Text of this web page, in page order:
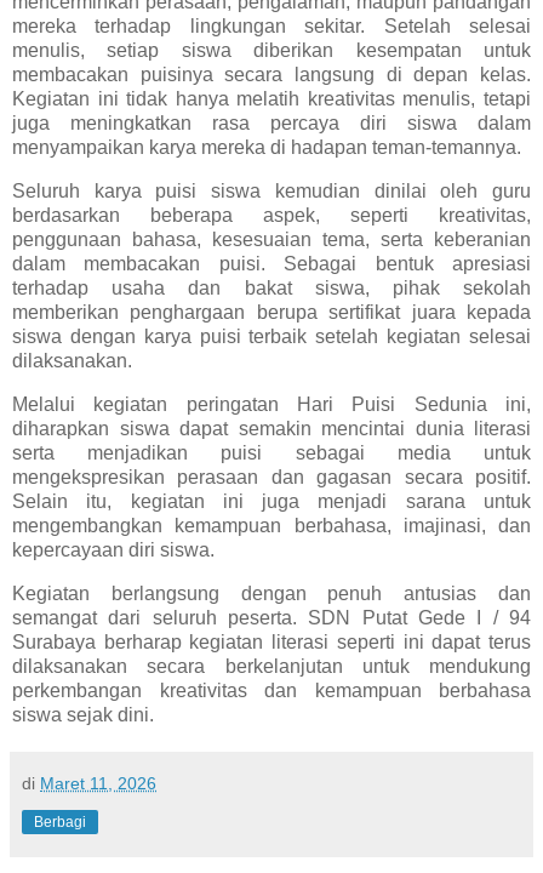
mereka terhadap lingkungan sekitar. Setelah selesai
menulis, setiap siswa diberikan kesempatan untuk
membacakan puisinya secara langsung di depan kelas.
Kegiatan ini tidak hanya melatih kreativitas menulis, tetapi
juga meningkatkan rasa percaya diri siswa dalam
menyampaikan karya mereka di hadapan teman-temannya.
Seluruh karya puisi siswa kemudian dinilai oleh guru
berdasarkan beberapa aspek, seperti kreativitas,
penggunaan bahasa, kesesuaian tema, serta keberanian
dalam membacakan puisi. Sebagai bentuk apresiasi
terhadap usaha dan bakat siswa, pihak sekolah
memberikan penghargaan berupa sertifikat juara kepada
siswa dengan karya puisi terbaik setelah kegiatan selesai
dilaksanakan.
Melalui kegiatan peringatan Hari Puisi Sedunia ini,
diharapkan siswa dapat semakin mencintai dunia literasi
serta menjadikan puisi sebagai media untuk
mengekspresikan perasaan dan gagasan secara positif.
Selain itu, kegiatan ini juga menjadi sarana untuk
mengembangkan kemampuan berbahasa, imajinasi, dan
kepercayaan diri siswa.
Kegiatan berlangsung dengan penuh antusias dan
semangat dari seluruh peserta. SDN Putat Gede I / 94
Surabaya berharap kegiatan literasi seperti ini dapat terus
dilaksanakan secara berkelanjutan untuk mendukung
perkembangan kreativitas dan kemampuan berbahasa
siswa sejak dini.
di Maret 11, 2026
Berbagi